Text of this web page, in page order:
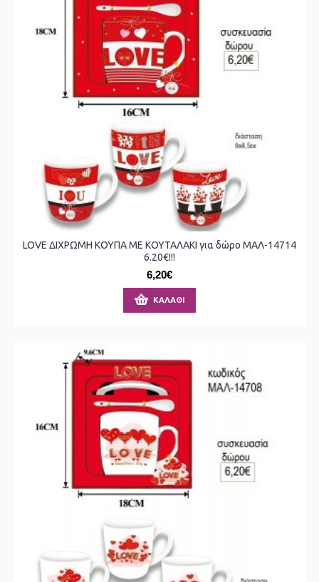
LOVE ΔΙΧΡΩΜΗ ΚΟΥΠΑ ΜΕ ΚΟΥΤΑΛΑΚΙ για δώρο ΜΑΛ-14714
6.20€!!!
6,20€
ΚΑΛΆΘΙ